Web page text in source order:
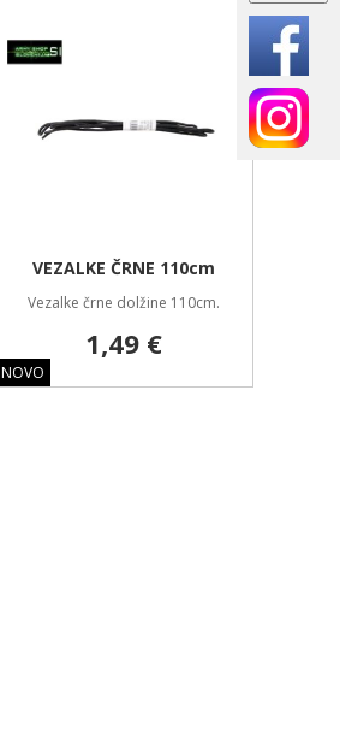
NOVO
VEZALKE ČRNE 110cm
Vezalke črne dolžine 110cm.
1,49 €